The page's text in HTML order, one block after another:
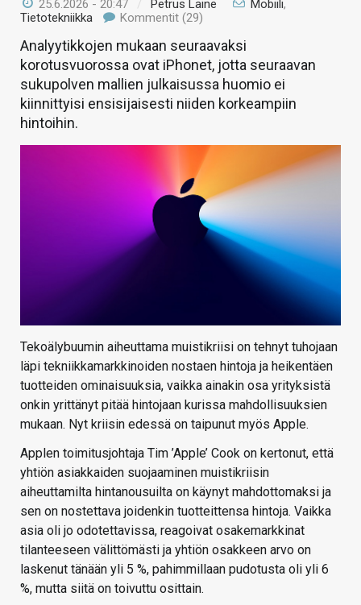
25.6.2026 - 20:47 / Petrus Laine Mobiili,
Tietotekniikka
Kommentit (29)
Analyytikkojen mukaan seuraavaksi
korotusvuorossa ovat iPhonet, jotta seuraavan
sukupolven mallien julkaisussa huomio ei
kiinnittyisi ensisijaisesti niiden korkeampiin
hintoihin.
Tekoälybuumin aiheuttama muistikriisi on tehnyt tuhojaan
läpi tekniikkamarkkinoiden nostaen hintoja ja heikentäen
tuotteiden ominaisuuksia, vaikka ainakin osa yrityksistä
onkin yrittänyt pitää hintojaan kurissa mahdollisuuksien
mukaan. Nyt kriisin edessä on taipunut myös Apple.
Applen toimitusjohtaja Tim ’Apple’ Cook on kertonut, että
yhtiön asiakkaiden suojaaminen muistikriisin
aiheuttamilta hintanousuilta on käynyt mahdottomaksi ja
sen on nostettava joidenkin tuotteittensa hintoja. Vaikka
asia oli jo odotettavissa, reagoivat osakemarkkinat
tilanteeseen välittömästi ja yhtiön osakkeen arvo on
laskenut tänään yli 5 %, pahimmillaan pudotusta oli yli 6
%, mutta siitä on toivuttu osittain.